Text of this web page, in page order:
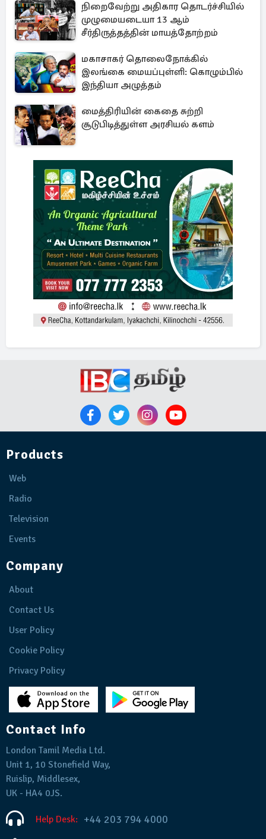
நிறைவேற்று அதிகார தொடர்ச்சியில்
முழுமையடையா 13 ஆம்
சீர்திருத்தத்தின் மாயத்தோற்றம்
மகாசாகர் தொலைநோக்கில்
இலங்கை மையப்புள்ளி: கொழும்பில்
இந்தியா அழுத்தம்
மைத்திரியின் கைதை சுற்றி
சூடுபிடித்துள்ள அரசியல் களம்
Products
Web
Radio
Television
Events
Company
About
Contact Us
User Policy
Cookie Policy
Privacy Policy
Contact Info
London Tamil Media Ltd.
Unit 1, 10 Stonefield Way,
Ruislip, Middlesex,
UK - HA4 0JS.
Help Desk: +44 203 794 4000